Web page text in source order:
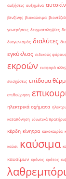
αυξήσεις αυξημένα
βενζίνης βιοκαύσιμα βιοντίζελ
γεωτρήσεις δειγματοληψίες
διαγωνισμός διαλύτες
εγκύκλιος ειδικούς
εκροών εισφορά
ενισχύσεις επίδομα
επιθεώρηση
ηλεκτρικά οχήματα
καταπόνηση ιδιωτικά πρατήρια
κέρδη κίνητρα κακοκαιρία
καύσι καύσιμα
καυσίμων κράνος κράτος